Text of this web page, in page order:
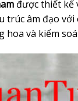
được thiết kế
trúc âm đạo với
và kiểm